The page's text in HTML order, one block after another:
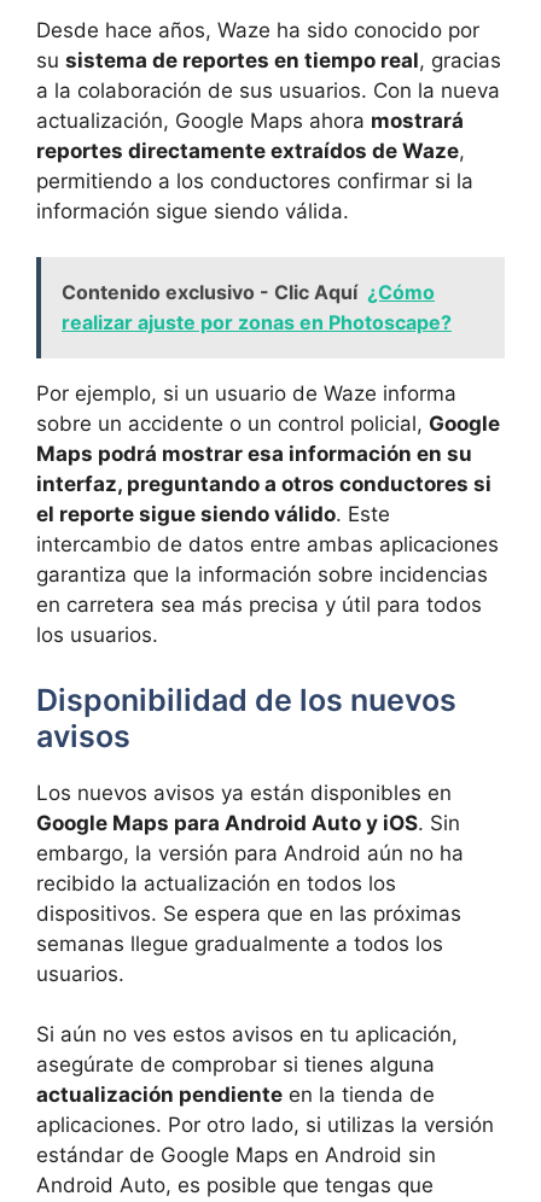
Desde hace años, Waze ha sido conocido por
su sistema de reportes en tiempo real, gracias
a la colaboración de sus usuarios. Con la nueva
actualización, Google Maps ahora mostrará
reportes directamente extraídos de Waze,
permitiendo a los conductores confirmar si la
información sigue siendo válida.
Contenido exclusivo - Clic Aquí ¿Cómo
realizar ajuste por zonas en Photoscape?
Por ejemplo, si un usuario de Waze informa
sobre un accidente o un control policial, Google
Maps podrá mostrar esa información en su
interfaz, preguntando a otros conductores si
el reporte sigue siendo válido. Este
intercambio de datos entre ambas aplicaciones
garantiza que la información sobre incidencias
en carretera sea más precisa y útil para todos
los usuarios.
Disponibilidad de los nuevos
avisos
Los nuevos avisos ya están disponibles en
Google Maps para Android Auto y iOS. Sin
embargo, la versión para Android aún no ha
recibido la actualización en todos los
dispositivos. Se espera que en las próximas
semanas llegue gradualmente a todos los
usuarios.
Si aún no ves estos avisos en tu aplicación,
asegúrate de comprobar si tienes alguna
actualización pendiente en la tienda de
aplicaciones. Por otro lado, si utilizas la versión
estándar de Google Maps en Android sin
Android Auto, es posible que tengas que